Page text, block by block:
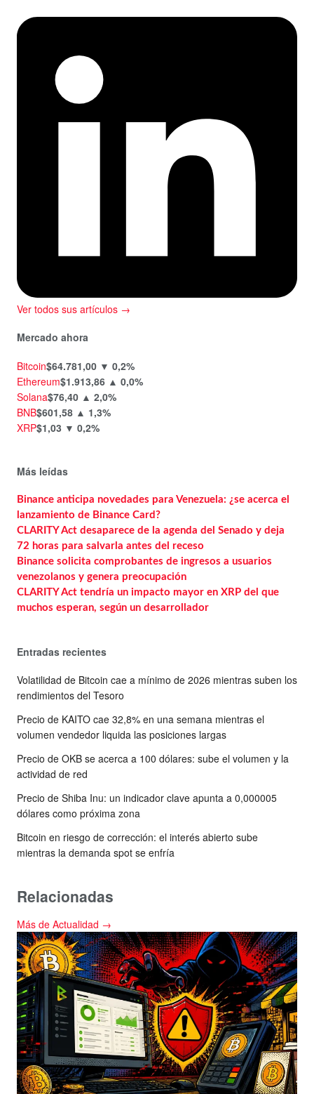
Ver todos sus artículos →
Mercado ahora
Bitcoin$64.781,00 ▼ 0,2%
Ethereum$1.913,86 ▲ 0,0%
Solana$76,40 ▲ 2,0%
BNB$601,58 ▲ 1,3%
XRP$1,03 ▼ 0,2%
Más leídas
Binance anticipa novedades para Venezuela: ¿se acerca el
lanzamiento de Binance Card?
CLARITY Act desaparece de la agenda del Senado y deja
72 horas para salvarla antes del receso
Binance solicita comprobantes de ingresos a usuarios
venezolanos y genera preocupación
CLARITY Act tendría un impacto mayor en XRP del que
muchos esperan, según un desarrollador
Entradas recientes
Volatilidad de Bitcoin cae a mínimo de 2026 mientras suben los
rendimientos del Tesoro
Precio de KAITO cae 32,8% en una semana mientras el
volumen vendedor liquida las posiciones largas
Precio de OKB se acerca a 100 dólares: sube el volumen y la
actividad de red
Precio de Shiba Inu: un indicador clave apunta a 0,000005
dólares como próxima zona
Bitcoin en riesgo de corrección: el interés abierto sube
mientras la demanda spot se enfría
Relacionadas
Más de Actualidad →